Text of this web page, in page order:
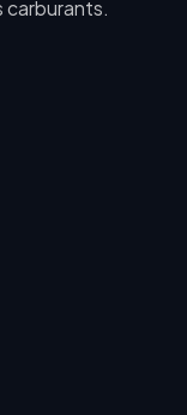
carburants.